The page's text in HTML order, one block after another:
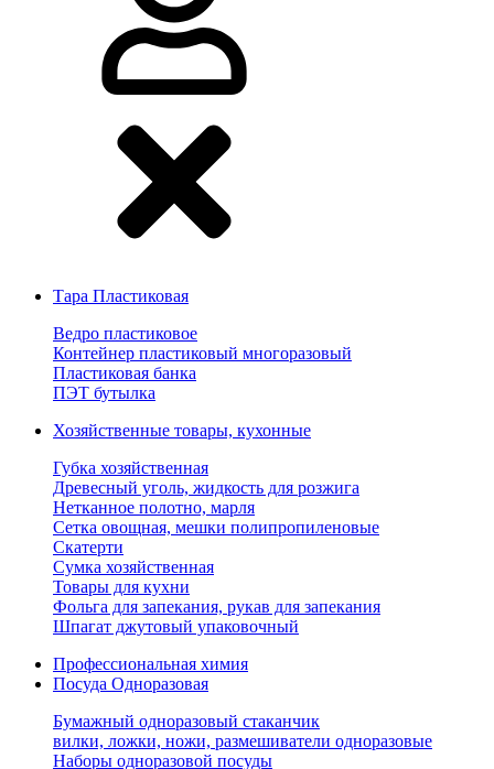
Тара Пластиковая
Ведро пластиковое
Контейнер пластиковый многоразовый
Пластиковая банка
ПЭТ бутылка
Хозяйственные товары, кухонные
Губка хозяйственная
Древесный уголь, жидкость для розжига
Нетканное полотно, марля
Сетка овощная, мешки полипропиленовые
Скатерти
Сумка хозяйственная
Товары для кухни
Фольга для запекания, рукав для запекания
Шпагат джутовый упаковочный
Профессиональная химия
Посуда Одноразовая
Бумажный одноразовый стаканчик
вилки, ложки, ножи, размешиватели одноразовые
Наборы одноразовой посуды